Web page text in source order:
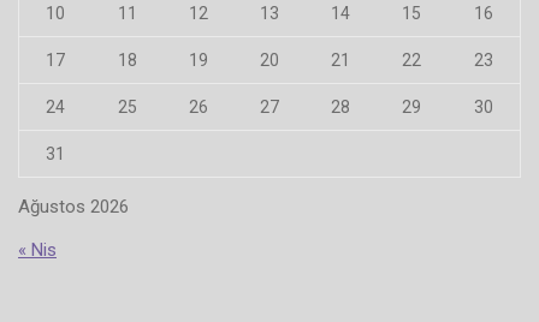
Ağustos 2026
10 11 12 13 14 15 16
17 18 19 20 21 22 23
24 25 26 27 28 29 30
31
« Nis